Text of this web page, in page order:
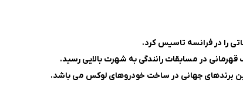
برندهای جهانی در ساخت خودروهای لوکس می باشد.